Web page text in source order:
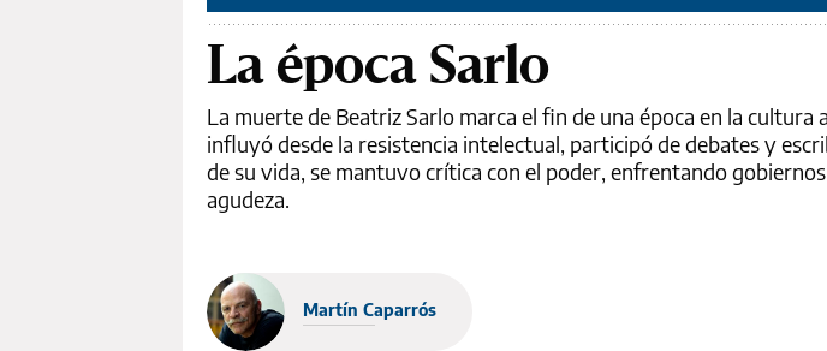
La época Sarlo
La muerte de Beatriz Sarlo marca el fin de una época en la
influyó desde la resistencia intelectual, participó de debates y
de su vida, se mantuvo crítica con el poder, enfrentando
agudeza.
Martín Caparrós